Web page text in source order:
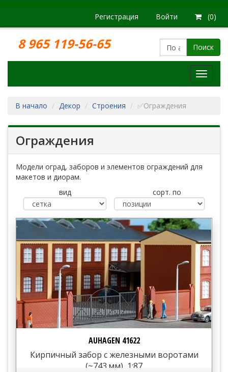
Регистрация Войти (0)
8 965 119-56-65 Поиск
Модели
В начало
Декор Строения ✅Ограждения
Ограждения
Модели оград, заборов и элементов ограждений для
макетов и диорам.
вид
сорт. по
AUHAGEN 41622
Кирпичный забор с железными воротами
(~743 мм), 1:87